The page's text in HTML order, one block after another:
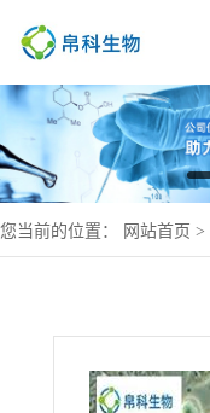
您当前的位置： 网站首页 >